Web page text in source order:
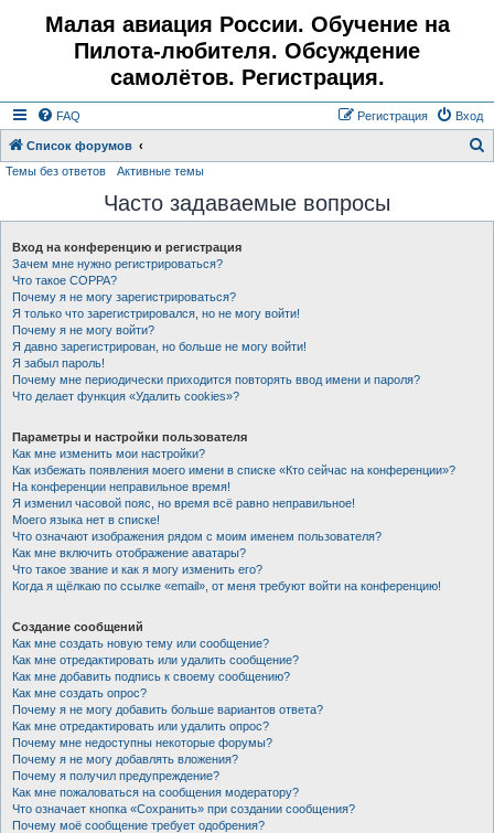
Малая авиация России. Обучение на
Пилота-любителя. Обсуждение
самолётов. Регистрация.
FAQ Вход
Регистрация
Список форумов
с
Темы без ответов Активные темы
Часто задаваемые вопросы
Вход на конференцию и регистрация
Зачем мне нужно регистрироваться?
Что такое COPPA?
Почему я не могу зарегистрироваться?
Я только что зарегистрировался, но не могу войти!
Почему я не могу войти?
Я давно зарегистрирован, но больше не могу войти!
Я забыл пароль!
Почему мне периодически приходится повторять ввод имени и пароля?
Что делает функция «Удалить cookies»?
Параметры и настройки пользователя
Как мне изменить мои настройки?
Как избежать появления моего имени в списке «Кто сейчас на конференции»?
На конференции неправильное время!
Я изменил часовой пояс, но время всё равно неправильное!
Моего языка нет в списке!
Что означают изображения рядом с моим именем пользователя?
Как мне включить отображение аватары?
Что такое звание и как я могу изменить его?
Когда я щёлкаю по ссылке «email», от меня требуют войти на конференцию!
Создание сообщений
Как мне создать новую тему или сообщение?
Как мне отредактировать или удалить сообщение?
Как мне добавить подпись к своему сообщению?
Как мне создать опрос?
Почему я не могу добавить больше вариантов ответа?
Как мне отредактировать или удалить опрос?
Почему мне недоступны некоторые форумы?
Почему я не могу добавлять вложения?
Почему я получил предупреждение?
Как мне пожаловаться на сообщения модератору?
Что означает кнопка «Сохранить» при создании сообщения?
Почему моё сообщение требует одобрения?